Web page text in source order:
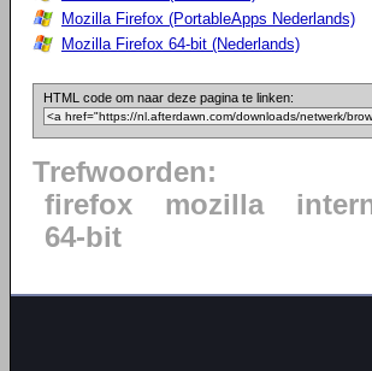
Mozilla Firefox (PortableApps Nederlands)
Mozilla Firefox 64-bit (Nederlands)
HTML code om naar deze pagina te linken:
Trefwoorden:
firefox
mozilla
64-bit